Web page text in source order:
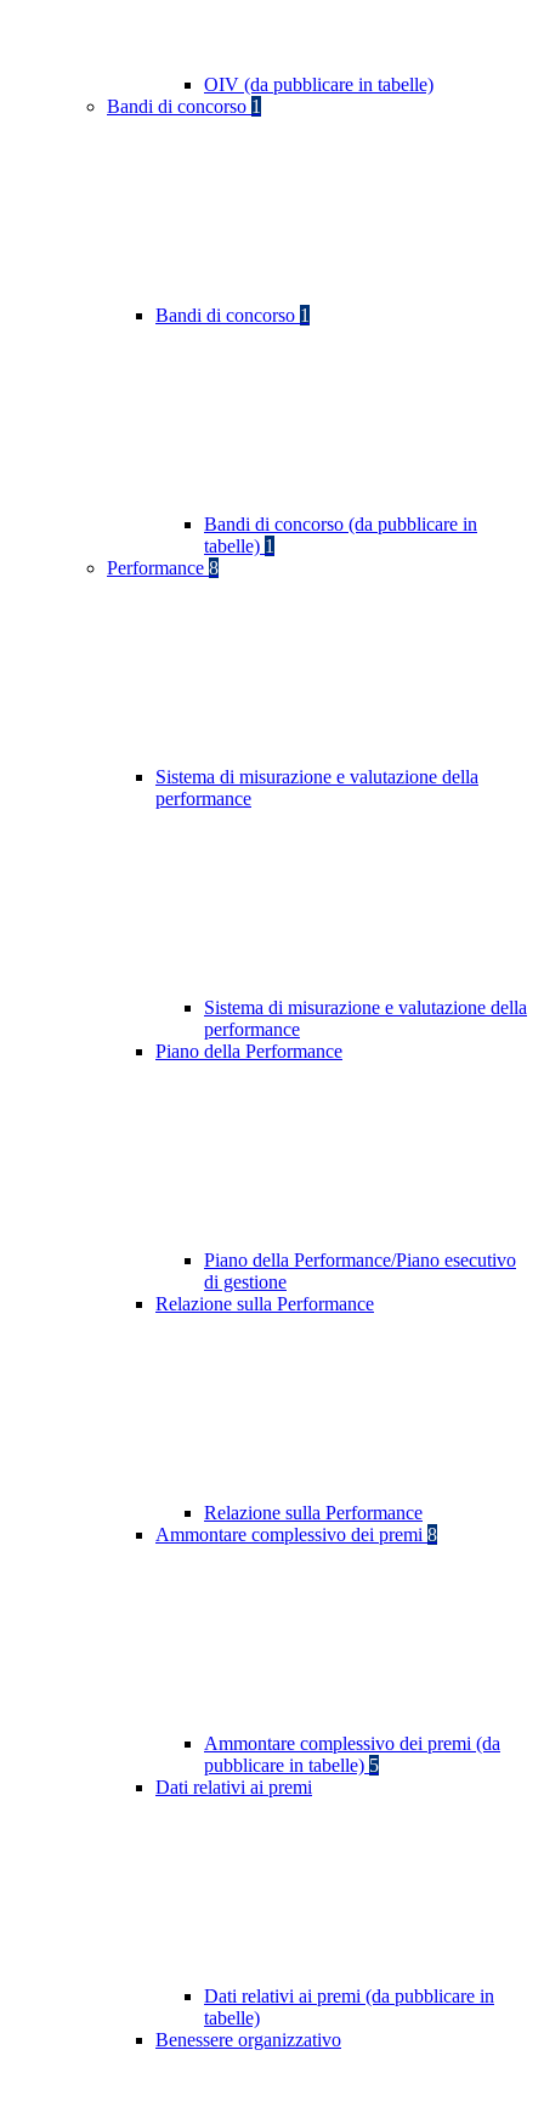
OIV (da pubblicare in tabelle)
Bandi di concorso 1
Bandi di concorso 1
Bandi di concorso (da pubblicare in
tabelle) 1
Performance 8
Sistema di misurazione e valutazione della
performance
Sistema di misurazione e valutazione della
performance
Piano della Performance
Piano della Performance/Piano esecutivo
di gestione
Relazione sulla Performance
Relazione sulla Performance
Ammontare complessivo dei premi 8
Ammontare complessivo dei premi (da
pubblicare in tabelle) 5
Dati relativi ai premi
Dati relativi ai premi (da pubblicare in
tabelle)
Benessere organizzativo